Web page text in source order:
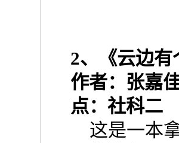
2、
《云边
作者：张嘉
点：社科二
这是一本